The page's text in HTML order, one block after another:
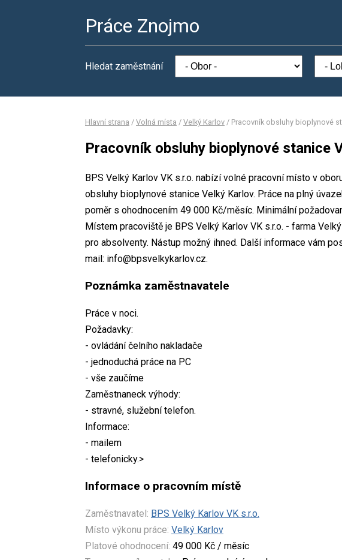
Práce Znojmo
Hledat zaměstnání
Hlavní strana / Volná místa / Velký Karlov / Pracovník obsluhy bioplynové
Pracovník obsluhy bioplynové stanice
BPS Velký Karlov VK s.r.o. nabízí volné pracovní místo v
obsluhy bioplynové stanice Velký Karlov. Práce na plný
poměr s ohodnocením 49 000 Kč/měsíc. Minimální
Místem pracoviště je BPS Velký Karlov VK s.r.o. - farma
pro absolventy. Nástup možný ihned. Další informace vám
mail: info@bpsvelkykarlov.cz.
Poznámka zaměstnavatele
Práce v noci.
Požadavky:
- ovládání čelního nakladače
- jednoduchá práce na PC
- vše zaučíme
Zaměstnaneck výhody:
- stravné, služební telefon.
Informace:
- mailem
- telefonicky.>
Informace o pracovním místě
Zaměstnavatel: BPS Velký Karlov VK s.r.o.
Místo výkonu práce: Velký Karlov
Platové ohodnocení: 49 000 Kč / měsíc